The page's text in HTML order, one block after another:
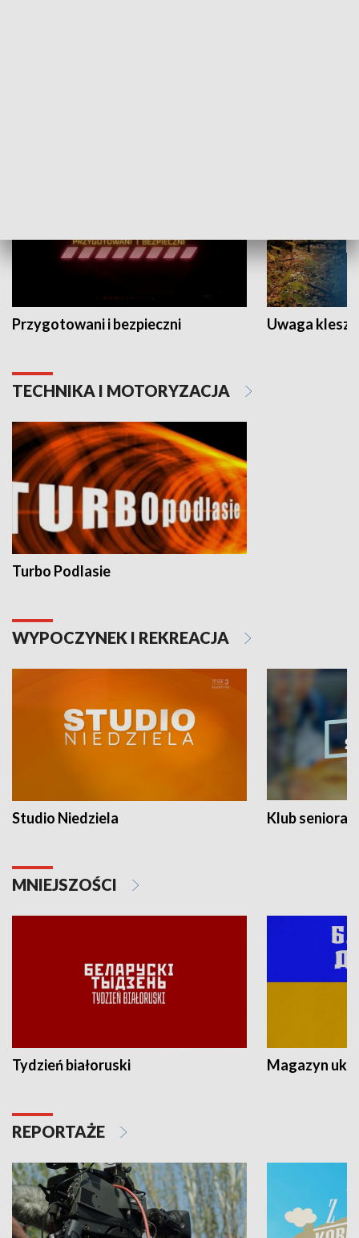
Przygotowani i bezpieczni Uwaga
TECHNIKA I MOTORYZACJA
Turbo Podlasie
WYPOCZYNEK I REKREACJA
Studio Niedziela Klub seniora
MNIEJSZOŚCI
Tydzień białoruski Magazyn
REPORTAŻE